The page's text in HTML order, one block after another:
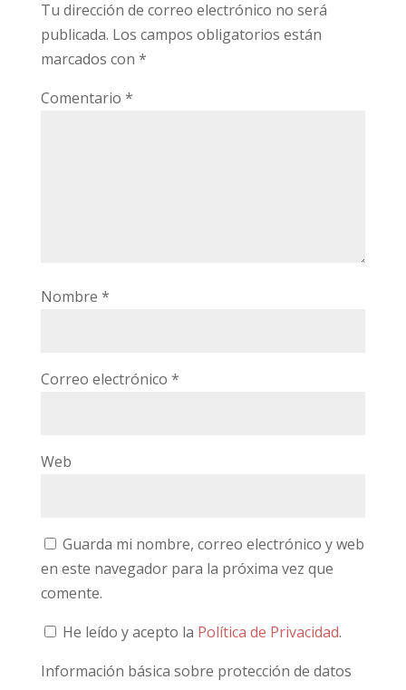
Tu dirección de correo electrónico no será
publicada. Los campos obligatorios están
marcados con *
Comentario *
Nombre *
Correo electrónico *
Web
Guarda mi nombre, correo electrónico y web
en este navegador para la próxima vez que
comente.
He leído y acepto la Política de Privacidad.
Información básica sobre protección de datos